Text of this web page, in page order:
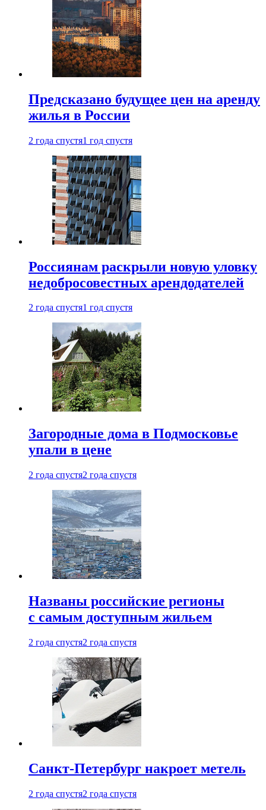
Предсказано будущее цен на аренду
жилья в России
2 года спустя1 год спустя
Россиянам раскрыли новую уловку
недобросовестных арендодателей
2 года спустя1 год спустя
Загородные дома в Подмосковье
упали в цене
2 года спустя2 года спустя
Названы российские регионы
с самым доступным жильем
2 года спустя2 года спустя
Санкт-Петербург накроет метель
2 года спустя2 года спустя